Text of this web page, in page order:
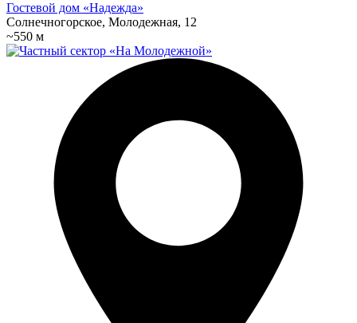
Гостевой дом «Надежда»
Солнечногорское, Молодежная, 12
~550 м